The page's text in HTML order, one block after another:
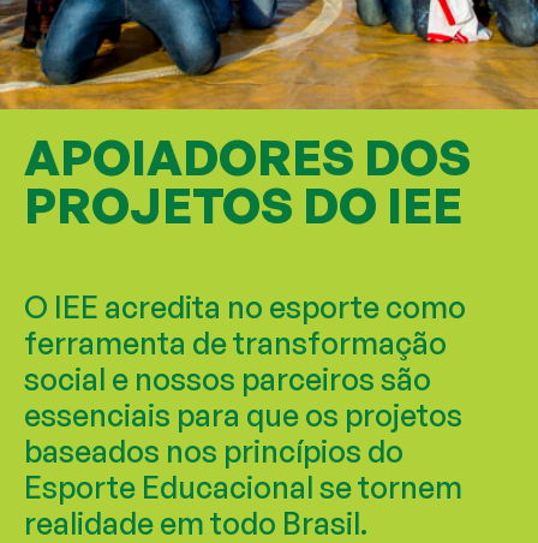
APOIADORES DOS
PROJETOS DO IEE
O IEE acredita no esporte como
ferramenta de transformação
social e nossos parceiros são
essenciais para que os projetos
baseados nos princípios do
Esporte Educacional se tornem
realidade em todo Brasil.